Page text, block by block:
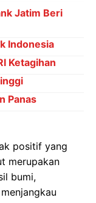
Jatim Beri
Indonesia
Ketagihan
Panas
positif yang
merupakan
bumi,